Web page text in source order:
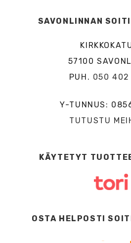
SAVONLINNAN
57100
PUH. 050 402
Y-TUNNUS:
TUTUSTU
KÄYTETYT
OSTA HELPOSTI